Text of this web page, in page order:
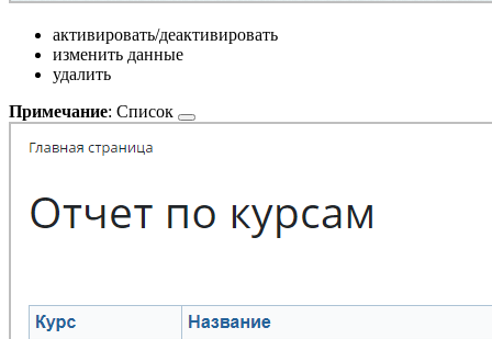
активировать/деактивировать
изменить данные
удалить
Примечание: Список